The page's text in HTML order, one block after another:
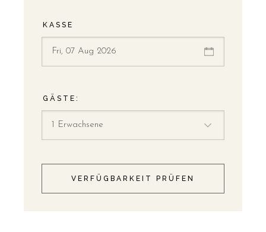
KASSE
GÄSTE:
VERFÜGBARKEIT PRÜFEN